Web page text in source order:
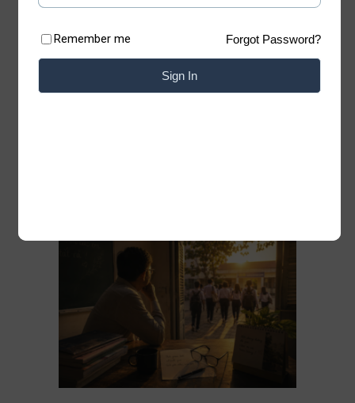
Quan điểm 09/07/2026
Có những lúc, sống “chua” một chút mới giữ
tâm hồn đang tìm kiếm sự bình yên. Chào
Remember me Forgot Password?
Sign In